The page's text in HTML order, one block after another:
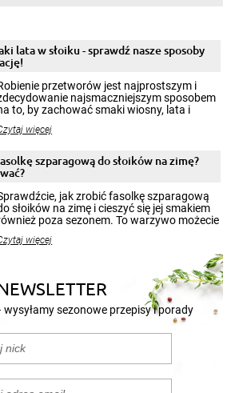
lata w słoiku - sprawdź nasze sposoby
przetworów jest najprostszym i
najsmaczniejszym sposobem
to, by zachować smaki wiosny, lata i
by cieszyć nimi oko w sezonie
poczuć atmosferę cieplejszych
Przygotowanie słoików ze
które pozwolą zachować świeżość
więcej
szparagową do słoików na zimę?
jak zrobić fasolkę szparagową
słoików na zimę i cieszyć się jej smakiem
poza sezonem. To warzywo możecie
propozycje!
więcej
sezonowe przepisy i porady